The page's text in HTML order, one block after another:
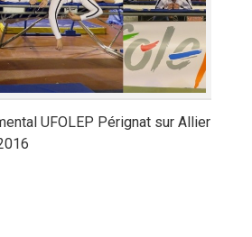
UFOLEP Pérignat sur Allier